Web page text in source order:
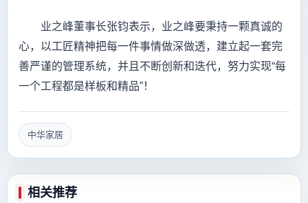
业之峰董事长张钧表示，业之峰要秉持一颗真诚的
心，以工匠精神把每一件事情做深做透，建立起一套完
善严谨的管理系统，并且不断创新和迭代，努力实现“每
一个工程都是样板和精品”！
中华家居
相关推荐